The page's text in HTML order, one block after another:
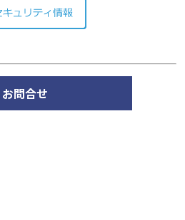
お問合せ